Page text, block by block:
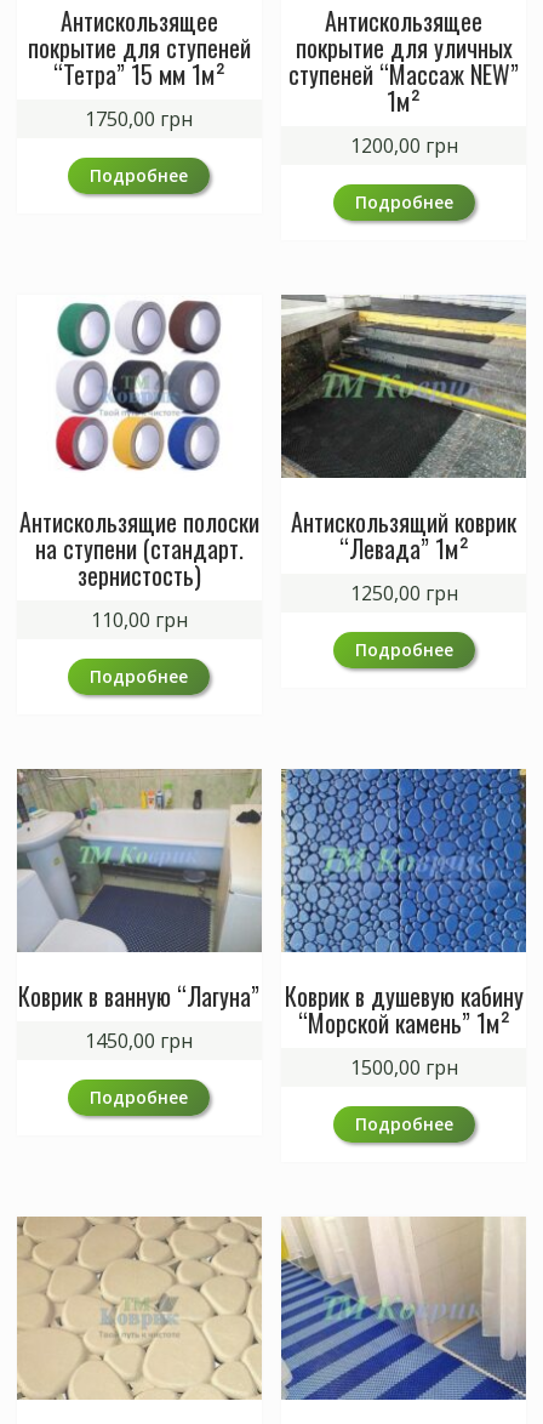
Антискользящее
покрытие для ступеней
“Тетра” 15 мм 1м²
1750,00 грн
Подробнее
Антискользящее
покрытие для уличных
ступеней “Массаж NEW”
1м²
1200,00 грн
Подробнее
Антискользящие полоски
на ступени (стандарт.
зернистость)
110,00 грн
Подробнее
Антискользящий коврик
“Левада” 1м²
1250,00 грн
Подробнее
Коврик в ванную “Лагуна”
1450,00 грн
Подробнее
Коврик в душевую кабину
“Морской камень” 1м²
1500,00 грн
Подробнее